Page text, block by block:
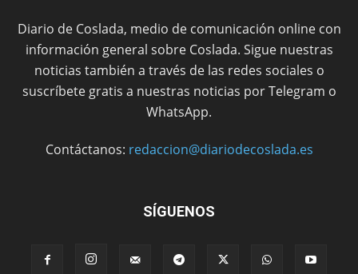
Diario de Coslada, medio de comunicación online con
información general sobre Coslada. Sigue nuestras
noticias también a través de las redes sociales o
suscríbete gratis a nuestras noticias por Telegram o
WhatsApp.
Contáctanos: redaccion@diariodecoslada.es
SÍGUENOS